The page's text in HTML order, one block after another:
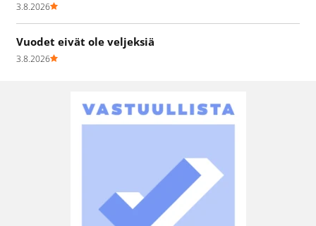
3.8.2026
Vuodet eivät ole veljeksiä
3.8.2026